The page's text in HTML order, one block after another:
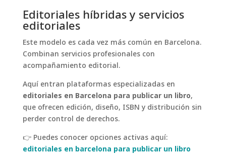
Editoriales híbridas y servicios
editoriales
Este modelo es cada vez más común en Barcelona.
Combinan servicios profesionales con
acompañamiento editorial.
Aquí entran plataformas especializadas en
editoriales en Barcelona para publicar un libro,
que ofrecen edición, diseño, ISBN y distribución sin
perder control de derechos.
👉 Puedes conocer opciones activas aquí:
editoriales en barcelona para publicar un libro